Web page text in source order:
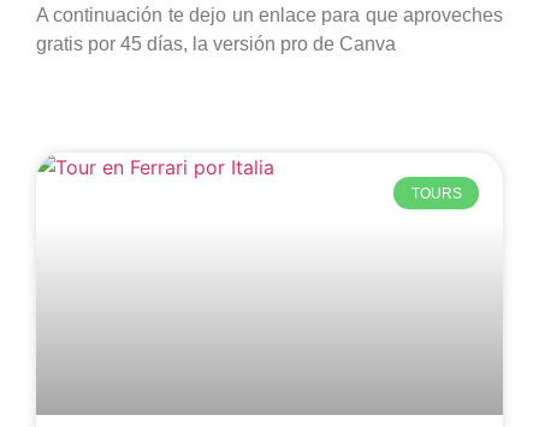
A continuación te dejo un enlace para que aproveches
gratis por 45 días, la versión pro de Canva
TOURS